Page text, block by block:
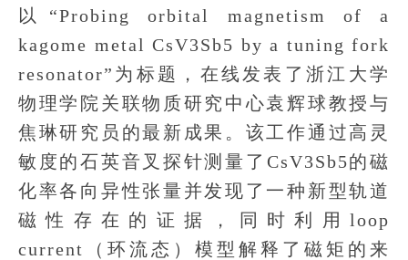
以“Probing orbital magnetism of a
kagome metal CsV3Sb5 by a tuning fork
resonator”为标题，在线发表了浙江大学
物理学院关联物质研究中心袁辉球教授与
焦琳研究员的最新成果。该工作通过高灵
敏度的石英音叉探针测量了CsV3Sb5的磁
化率各向异性张量并发现了一种新型轨道
磁性存在的证据，同时利用loop
current（环流态）模型解释了磁矩的来